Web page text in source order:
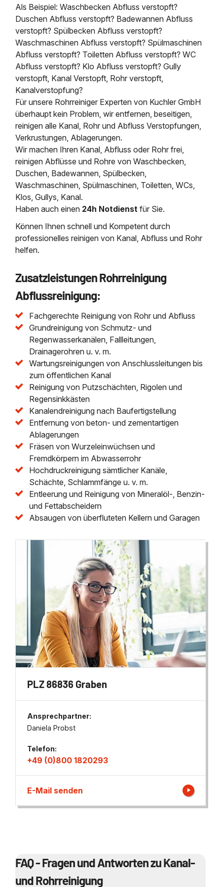
Als Beispiel: Waschbecken Abfluss verstopft?
Duschen Abfluss verstopft? Badewannen Abfluss
verstopft? Spülbecken Abfluss verstopft?
Waschmaschinen Abfluss verstopft? Spülmaschinen
Abfluss verstopft? Toiletten Abfluss verstopft? WC
Abfluss verstopft? Klo Abfluss verstopft? Gully
verstopft, Kanal Verstopft, Rohr verstopft,
Kanalverstopfung?
Für unsere Rohrreiniger Experten von Kuchler GmbH
überhaupt kein Problem, wir entfernen, beseitigen,
reinigen alle Kanal, Rohr und Abfluss Verstopfungen,
Verkrustungen, Ablagerungen.
Wir machen Ihren Kanal, Abfluss oder Rohr frei,
reinigen Abflüsse und Rohre von Waschbecken,
Duschen, Badewannen, Spülbecken,
Waschmaschinen, Spülmaschinen, Toiletten, WCs,
Klos, Gullys, Kanal.
Haben auch einen 24h Notdienst für Sie.
Können Ihnen schnell und Kompetent durch
professionelles reinigen von Kanal, Abfluss und Rohr
helfen.
Zusatzleistungen Rohrreinigung
Abflussreinigung:
Fachgerechte Reinigung von Rohr und Abfluss
Grundreinigung von Schmutz- und
Regenwasserkanälen, Fallleitungen,
Drainagerohren u. v. m.
Wartungsreinigungen von Anschlussleitungen bis
zum öffentlichen Kanal
Reinigung von Putzschächten, Rigolen und
Regensinkkästen
Kanalendreinigung nach Baufertigstellung
Entfernung von beton- und zementartigen
Ablagerungen
Fräsen von Wurzeleinwüchsen und
Fremdkörpern im Abwasserrohr
Hochdruckreinigung sämtlicher Kanäle,
Schächte, Schlammfänge u. v. m.
Entleerung und Reinigung von Mineralöl-, Benzin-
und Fettabscheidern
Absaugen von überfluteten Kellern und Garagen
PLZ 86836 Graben
Ansprechpartner:
Daniela Probst
Telefon:
+49 (0)800 1820293
E-Mail senden
FAQ - Fragen und Antworten zu Kanal-
und Rohrreinigung